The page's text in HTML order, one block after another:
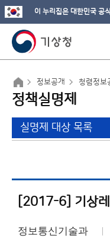
이 누리집은 대한민국 공
정보공개 청렴정보
정책실명제
실명제 대상 목록
[2017-6] 기상
정보통신기술과